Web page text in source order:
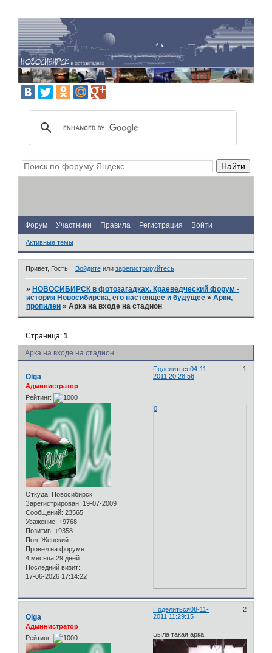
Форум Участники Правила Регистрация Войти
Активные темы
Привет, Гость! Войдитеили зарегистрируйтесь.
» НОВОСИБИРСК в фотозагадках. Краеведческий форум -
история Новосибирска, его настоящее и будущее »Арки,
пропилеи »Арка на входе на стадион
Арка на входе на стадион
Страница:1
Поделиться 1
04-11-
2011 20:28:56
Olga
Администратор
Рейтинг:
Откуда: Новосибирск
Зарегистрирован: 19-07-2009
Сообщений: 23565
Уважение: +9768
Позитив: +9358
Пол: Женский
Провел на форуме:
4 месяца 29 дней
Последний визит:
17-06-2026 17:14:22
0
Поделиться 2
08-11-
2011 11:29:15
Olga
Администратор
Рейтинг:
Была такая арка.